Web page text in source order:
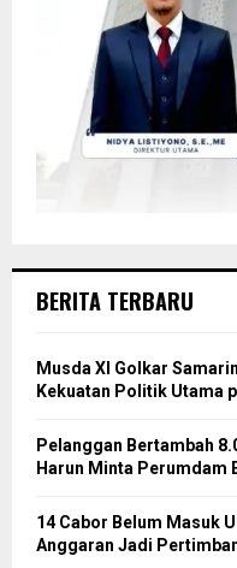
BERITA TERBARU
Musda XI Golkar
Kekuatan Politik Utama
Pelanggan Bertambah
Harun Minta Perumdam
14 Cabor Belum Masuk
Anggaran Jadi